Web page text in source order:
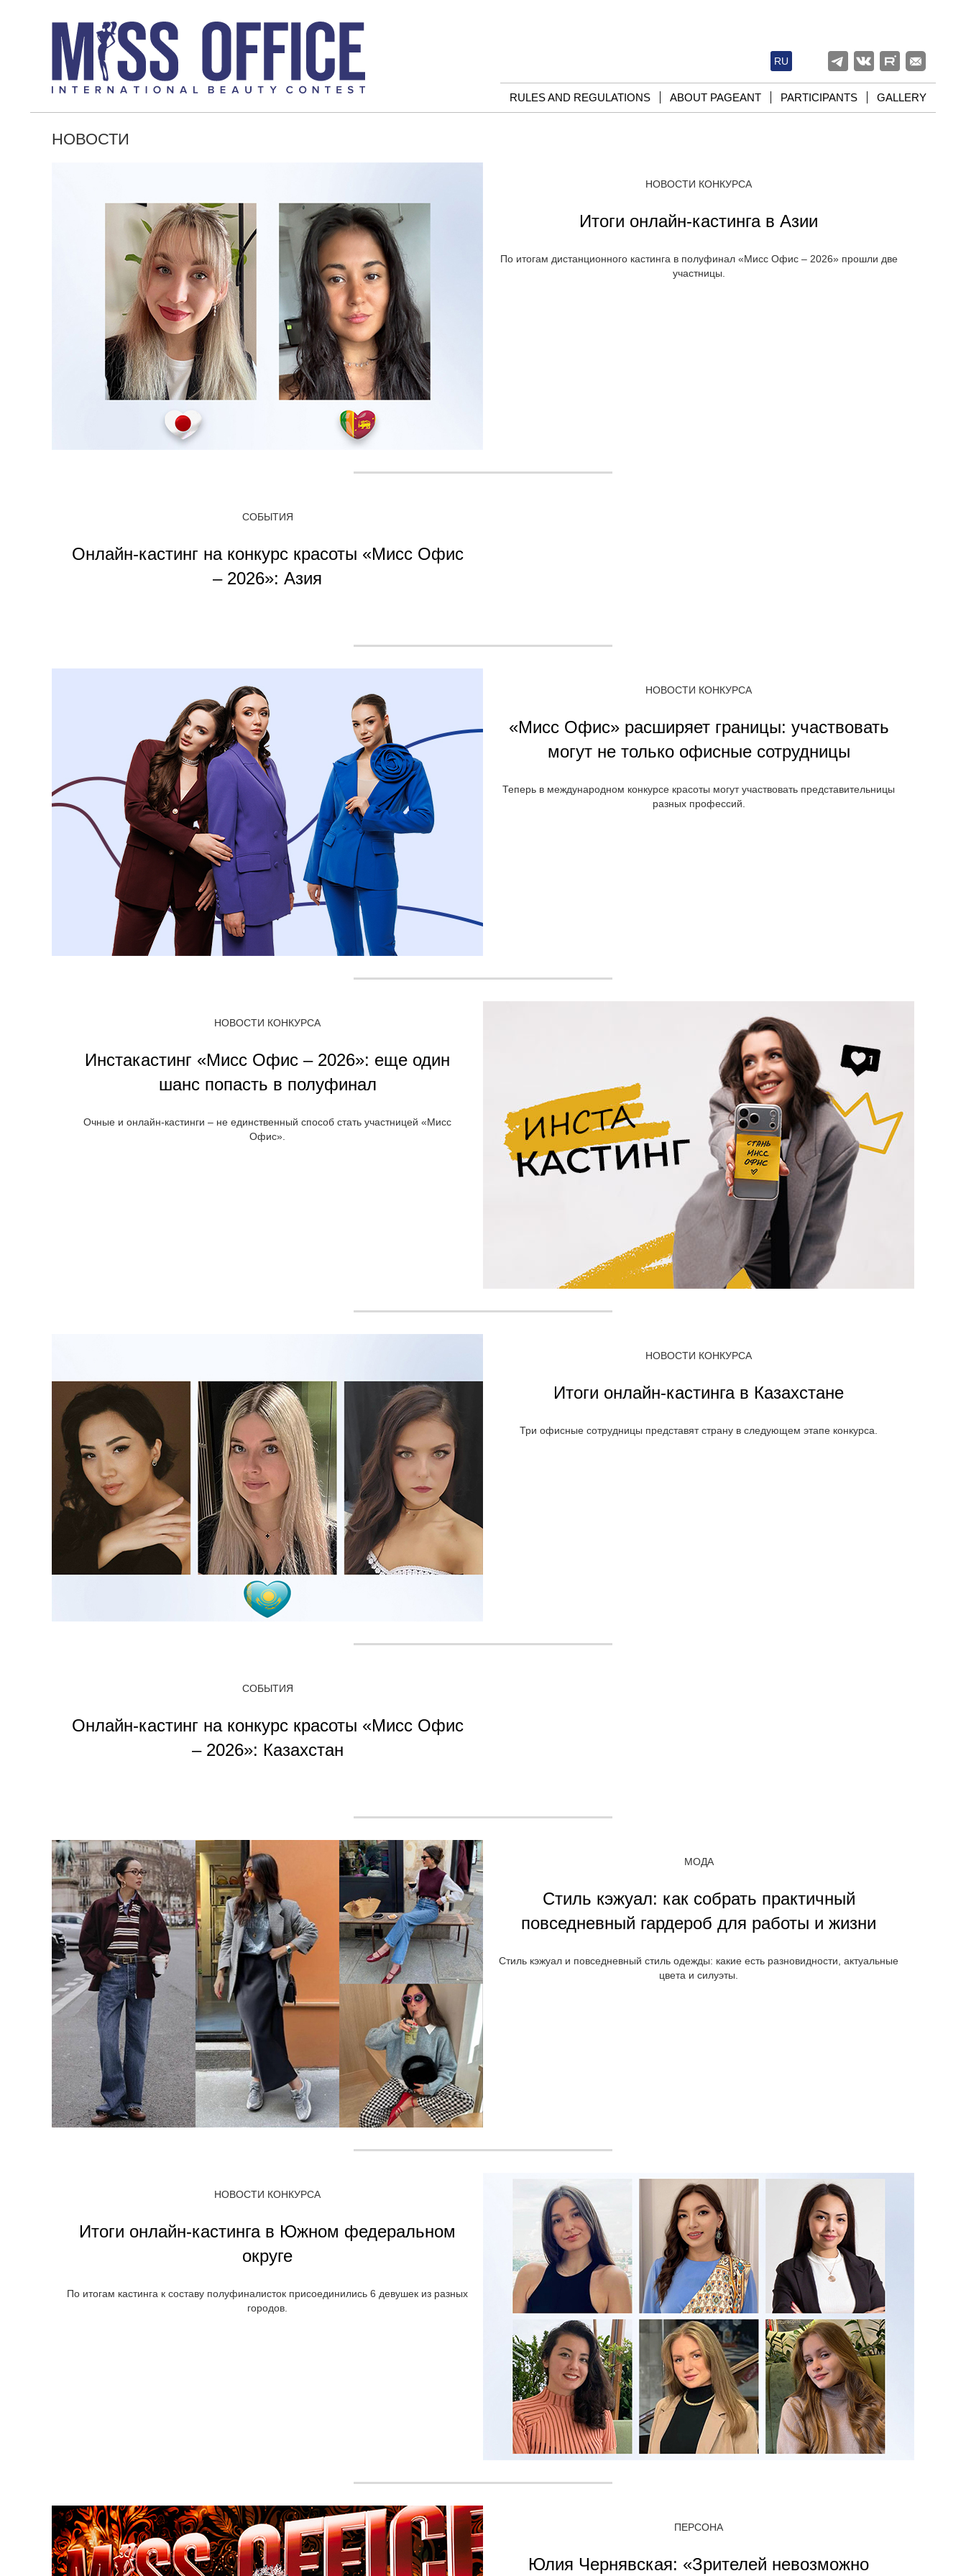
RU
RULES AND REGULATIONS ABOUT PAGEANT PARTICIPANTS GALLERY
НОВОСТИ
НОВОСТИ КОНКУРСА
Итоги онлайн-кастинга в Азии
По итогам дистанционного кастинга в полуфинал «Мисс Офис – 2026» прошли две
участницы.
СОБЫТИЯ
Онлайн-кастинг на конкурс красоты «Мисс Офис
– 2026»: Азия
НОВОСТИ КОНКУРСА
«Мисс Офис» расширяет границы: участвовать
могут не только офисные сотрудницы
Теперь в международном конкурсе красоты могут участвовать представительницы
разных профессий.
НОВОСТИ КОНКУРСА
Инстакастинг «Мисс Офис – 2026»: еще один
шанс попасть в полуфинал
Очные и онлайн-кастинги – не единственный способ стать участницей «Мисс
Офис».
НОВОСТИ КОНКУРСА
Итоги онлайн-кастинга в Казахстане
Три офисные сотрудницы представят страну в следующем этапе конкурса.
СОБЫТИЯ
Онлайн-кастинг на конкурс красоты «Мисс Офис
– 2026»: Казахстан
МОДА
Стиль кэжуал: как собрать практичный
повседневный гардероб для работы и жизни
Стиль кэжуал и повседневный стиль одежды: какие есть разновидности, актуальные
цвета и силуэты.
НОВОСТИ КОНКУРСА
Итоги онлайн-кастинга в Южном федеральном
округе
По итогам кастинга к составу полуфиналисток присоединились 6 девушек из разных
городов.
ПЕРСОНА
Юлия Чернявская: «Зрителей невозможно